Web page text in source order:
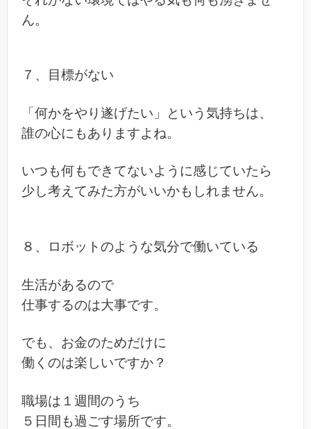
ん。
７、目標がない
「何かをやり遂げたい」という気持ちは、
誰の心にもありますよね。
いつも何もできてないように感じていたら
少し考えてみた方がいいかもしれません。
８、ロボットのような気分で働いている
生活があるので
仕事するのは大事です。
でも、お金のためだけに
働くのは楽しいですか？
職場は１週間のうち
５日間も過ごす場所です。